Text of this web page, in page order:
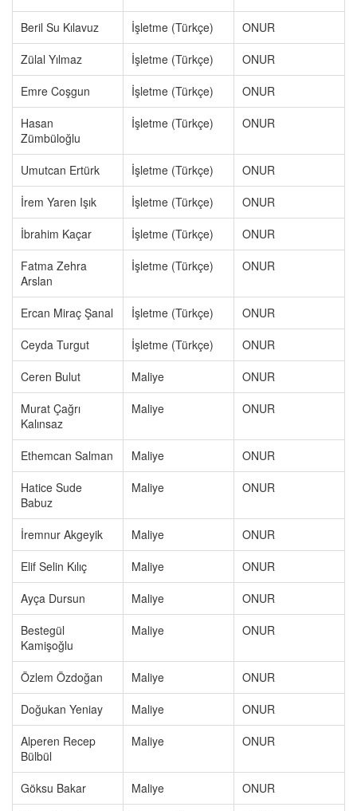
Beril Su Kılavuz
İşletme (Türkçe)
ONUR
Zülal Yılmaz
İşletme (Türkçe)
ONUR
Emre Coşgun
İşletme (Türkçe)
ONUR
Hasan
Zümbüloğlu
İşletme (Türkçe) ONUR
Umutcan Ertürk İşletme (Türkçe)
ONUR
İrem Yaren Işık
İşletme (Türkçe)
ONUR
İbrahim Kaçar
İşletme (Türkçe)
ONUR
Fatma Zehra
Arslan
İşletme (Türkçe) ONUR
Ercan Miraç Şanal İşletme (Türkçe)
ONUR
Ceyda Turgut
İşletme (Türkçe)
ONUR
Ceren Bulut
Maliye
ONUR
Murat Çağrı
Kalınsaz
Maliye ONUR
Ethemcan Salman Maliye
ONUR
Hatice Sude
Babuz
Maliye ONUR
İremnur Akgeyik Maliye
ONUR
Elif Selin Kılıç
Maliye
ONUR
Ayça Dursun
Maliye
ONUR
Bestegül
Kamişoğlu
Maliye ONUR
Özlem Özdoğan Maliye
ONUR
Doğukan Yeniay
Maliye
ONUR
Alperen Recep
Bülbül
Maliye ONUR
Göksu Bakar Maliye
ONUR